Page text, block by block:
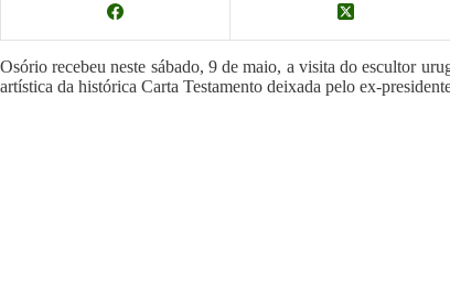
Osório recebeu neste sábado, 9 de maio, a visita do escultor
artística da histórica Carta Testamento deixada pelo ex-